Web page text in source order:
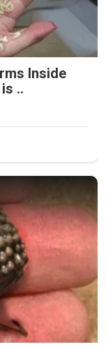
Inside
..